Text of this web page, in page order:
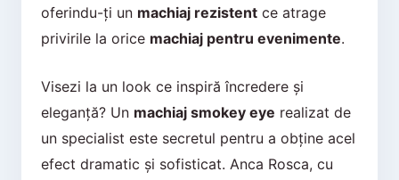
oferindu-ți un machiaj rezistentce atrage
privirile la orice machiaj pentru evenimente.
Visezi la un look ce inspiră încredere și
eleganță? Un machiaj smokey eye realizat de
un specialist este secretul pentru a obține acel
efect dramatic și sofisticat. Anca Rosca, cu